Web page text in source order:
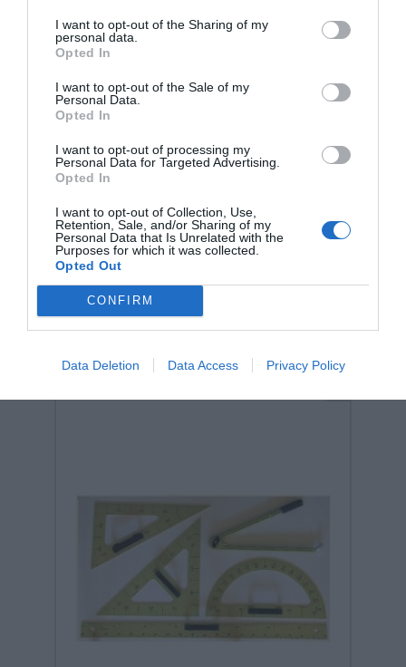
I want to opt-out of the Sharing of my
personal data.
Opted In
I want to opt-out of the Sale of my
Personal Data.
Opted In
I want to opt-out of processing my
Personal Data for Targeted Advertising.
Opted In
I want to opt-out of Collection, Use,
Retention, Sale, and/or Sharing of my
Personal Data that Is Unrelated with the
Purposes for which it was collected.
Opted Out
CONFIRM
Data Deletion Data Access Privacy Policy
αυστηρότερα διεθνή πρότυπα (TUEV, DIN EN71-3 και
CPSIA), διασφαλίζοντας ότι κάθε σχολικό βοήθημα
είναι απόλυτα ασφαλές και ανθεκτικό για καθημερινή
για σχολεία, φροντιστήρια και προμηθευτές που
αναζητούν την κορυφαία ποιότητα στα εποπτικά μέσα
Σχετικά προϊόντα